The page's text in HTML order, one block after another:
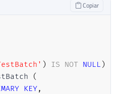
Copiar
) IS NOT NULL )
(
KEY,